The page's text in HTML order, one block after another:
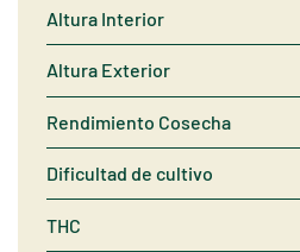
Altura Interior
Altura Exterior
Rendimiento Cosecha
Dificultad de cultivo
THC